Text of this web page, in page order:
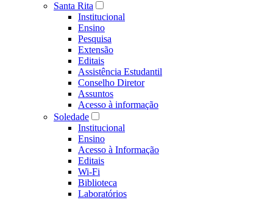
Santa Rita
Institucional
Ensino
Pesquisa
Extensão
Editais
Assistência Estudantil
Conselho Diretor
Assuntos
Acesso à informação
Soledade
Institucional
Ensino
Acesso à Informação
Editais
Wi-Fi
Biblioteca
Laboratórios